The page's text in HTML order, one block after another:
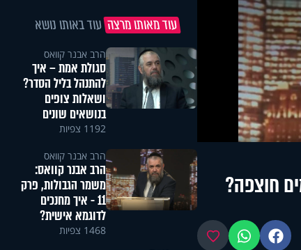
פייסבוקווטסאפ מועדפים
עוד מאותו מרצה עוד באותו נושא
הרב אבנר קוואס
סגולת אמת – איך
להתנהל בליל הסדר?
ושאלות צופים
בנושאים שונים
1192 צפיות
הרב אבנר קוואס
הרב אבנר קוואס:
משמר הגבולות, פרק
11 - איך מחנכים
לדוגמא אישית?
1468 צפיות